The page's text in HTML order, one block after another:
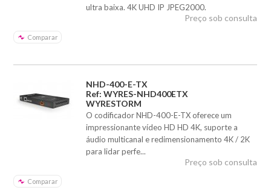
ultra baixa. 4K UHD IP JPEG2000.
Comparar
Preço sob consulta
NHD-400-E-TX
Ref: WYRES-NHD400ETX
WYRESTORM
O codificador NHD-400-E-TX oferece um
impressionante vídeo HD HD 4K, suporte a
áudio multicanal e redimensionamento 4K / 2K
para lidar perfe...
Comparar
Preço sob consulta